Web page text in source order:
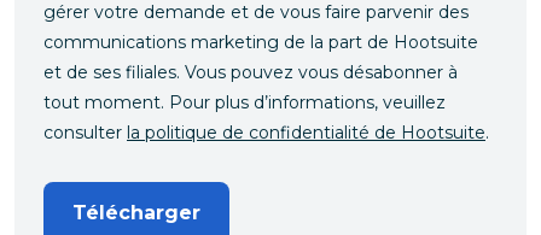
gérer votre demande et de vous faire parvenir des
communications marketing de la part de Hootsuite
et de ses filiales. Vous pouvez vous désabonner à
tout moment. Pour plus d’informations, veuillez
consulter la politique de confidentialité de Hootsuite.
Télécharger